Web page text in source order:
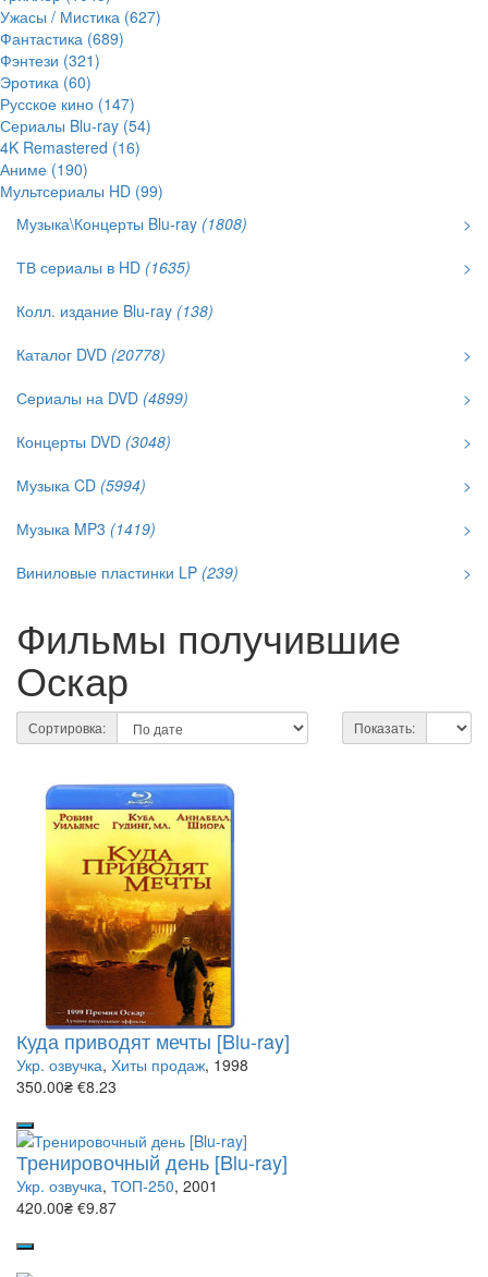
Ужасы / Мистика (627)
Фантастика (689)
Фэнтези (321)
Эротика (60)
Русское кино (147)
Сериалы Blu-ray (54)
4K Remastered (16)
Аниме (190)
Мультсериалы HD (99)
Музыка\Концерты Blu-ray (1808)
>
ТВ сериалы в HD (1635)
>
Колл. издание Blu-ray (138)
Каталог DVD (20778)
>
Сериалы на DVD (4899)
>
Концерты DVD (3048)
>
Музыка CD (5994)
>
Музыка MP3 (1419)
>
Виниловые пластинки LP (239) >
Фильмы получившие
Оскар
Сортировка: Показать:
Куда приводят мечты [Blu-ray]
Укр. озвучка, Хиты продаж, 1998
350.00₴ €8.23
Тренировочный день [Blu-ray]
Укр. озвучка, ТОП-250, 2001
420.00₴ €9.87